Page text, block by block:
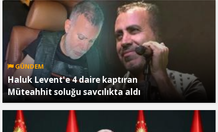
GÜNDEM
Haluk Levent'e 4 daire kaptıran
Müteahhit soluğu savcılıkta aldı